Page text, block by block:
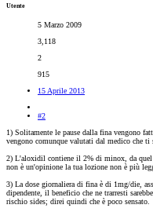
Utente
5 Marzo 2009
3,118
2
915
15 Aprile 2013
#2
1) Solitamente le pause dalla fina vengono
vengono comunque valutati dal medico che
2) L'aloxidil contiene il 2% di minox, da quel
non è un'opinione la tua lozione non è più
3) La dose giornaliera di fina è di 1mg/die,
dipendente, il beneficio che ne trarresti
rischio sides; direi quindi che è poco sensato.